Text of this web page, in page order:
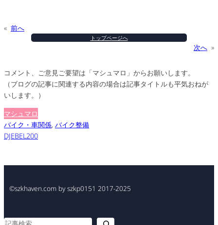
« 前へ
トップページへ
次へ »
コメント、ご意見ご要望は「マシュマロ」からお願いします。
（ブログの記事に関連する内容の場合は記事タイトルも平気おねが
いします。）
マシュマロ
バイク・車関係, バイク整備
DJEBEL200
©szkhaven.com by szkp0151 2017-2025
検